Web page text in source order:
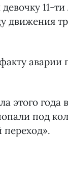
11-ти
движения
аварии
этого года
под
переход».